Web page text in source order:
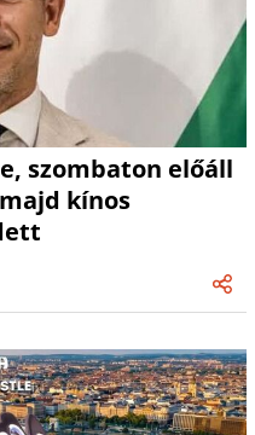
szombaton előáll
kínos